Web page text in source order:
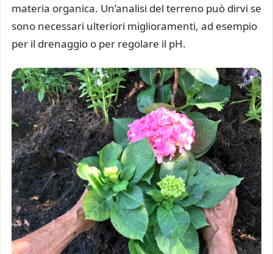
materia organica. Un’analisi del terreno può dirvi se
sono necessari ulteriori miglioramenti, ad esempio
per il drenaggio o per regolare il pH.